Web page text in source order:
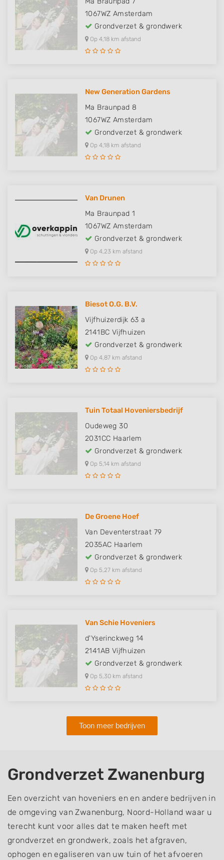
1067WZ Amsterdam
Grondverzet & grondwerk
Op 4,18 km afstand
New Generation Gardens
Ma Braunpad 8
1067WZ Amsterdam
Grondverzet & grondwerk
Op 4,18 km afstand
Van Drunen
Ma Braunpad 1
1067WZ Amsterdam
Grondverzet & grondwerk
Op 4,23 km afstand
Biesot O.G. B.V.
Vijfhuizerdijk 63 a
2141BC Vijfhuizen
Grondverzet & grondwerk
Op 4,87 km afstand
Tuin Totaal Hoveniersbedrijf
Oudeweg 30
2031CC Haarlem
Grondverzet & grondwerk
Op 5,14 km afstand
De Groene Hoef
Van Deventerstraat 79
2035AC Haarlem
Grondverzet & grondwerk
Op 5,27 km afstand
Van Schie Hoveniers
d'Yserinckweg 14
2141AB Vijfhuizen
Grondverzet & grondwerk
Op 5,30 km afstand
Toon meer bedrijven
Grondverzet Zwanenburg
Een overzicht van hoveniers en en andere bedrijven in
de omgeving van Zwanenburg, Noord-Holland waar u
terecht kunt voor alles dat te maken heeft met
grondverzet en grondwerk, zoals het afgraven,
ophogen en egaliseren van uw tuin of het afvoeren